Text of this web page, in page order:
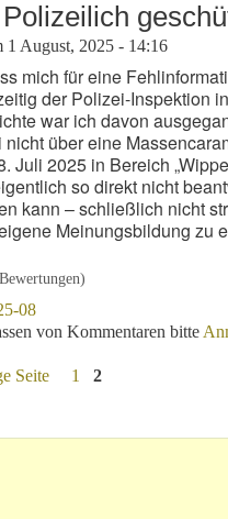
1 August, 2025 - 14:16
mich für eine
der Polizei-Inspektion
war ich davon
über eine
Juli 2025 in Bereich
so direkt nicht
kann – schließlich nicht
Meinungsbildung zu
Bewertungen)
08
Polizeilich geschütztes
von Kommentaren bitte
Seite 1 2